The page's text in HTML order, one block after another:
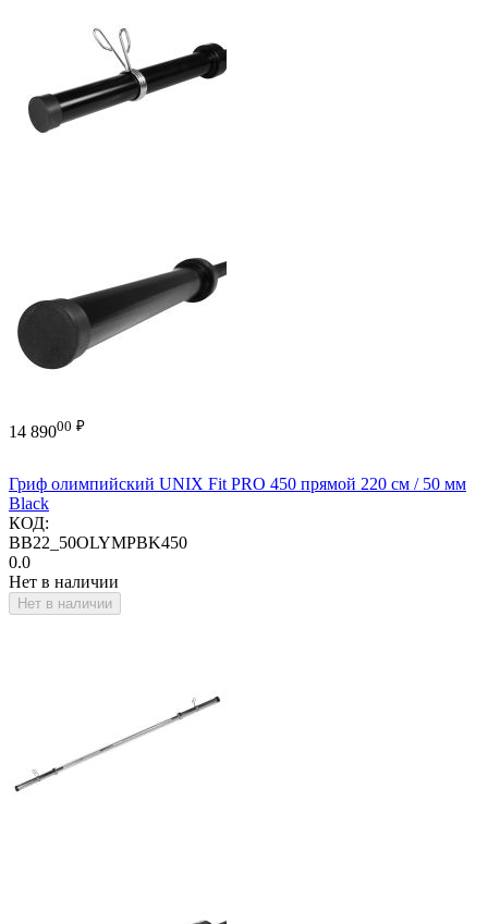
14 89000 ₽
Гриф олимпийский UNIX Fit PRO 450 прямой 220 см / 50 мм
Black
КОД:
BB22_50OLYMPBK450
0.0
Нет в наличии
Нет в наличии